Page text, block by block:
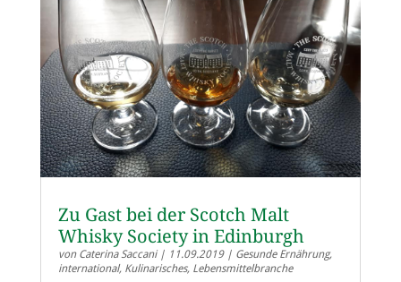
Zu Gast bei der Scotch Malt
Whisky Society in Edinburgh
von Caterina Saccani| 11.09.2019| Gesunde Ernährung,
international, Kulinarisches, Lebensmittelbranche